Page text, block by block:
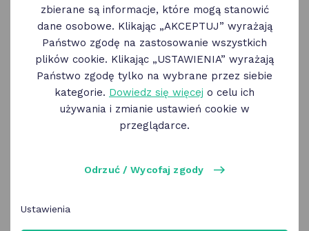
i wystawy, koncerty, spacery, spotkania
i dyskusje. Poniżej, kilka pod/odpowiedzi na
pytanie "co robić w weekend w Poznaniu".
Szczególnie rekomendujemy skorzystanie
z ofert Partnerów Programu OK Poznań,
przygotowanych naWeekend zniżek
rodzinnych- szczegóły w zakładce
tutaj
zbierane są informacje, które mogą stanowić
dane osobowe. Klikając „AKCEPTUJ” wyrażają
Państwo zgodę na zastosowanie wszystkich
plików cookie. Klikając „USTAWIENIA” wyrażają
Państwo zgodę tylko na wybrane przez siebie
kategorie. Dowiedz się więcej o celu ich
używania i zmianie ustawień cookie w
przeglądarce.
Odrzuć / Wycofaj zgody
Ustawienia